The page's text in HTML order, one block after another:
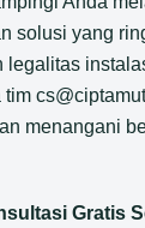
solusi yang
legalitas
menangani
Gratis